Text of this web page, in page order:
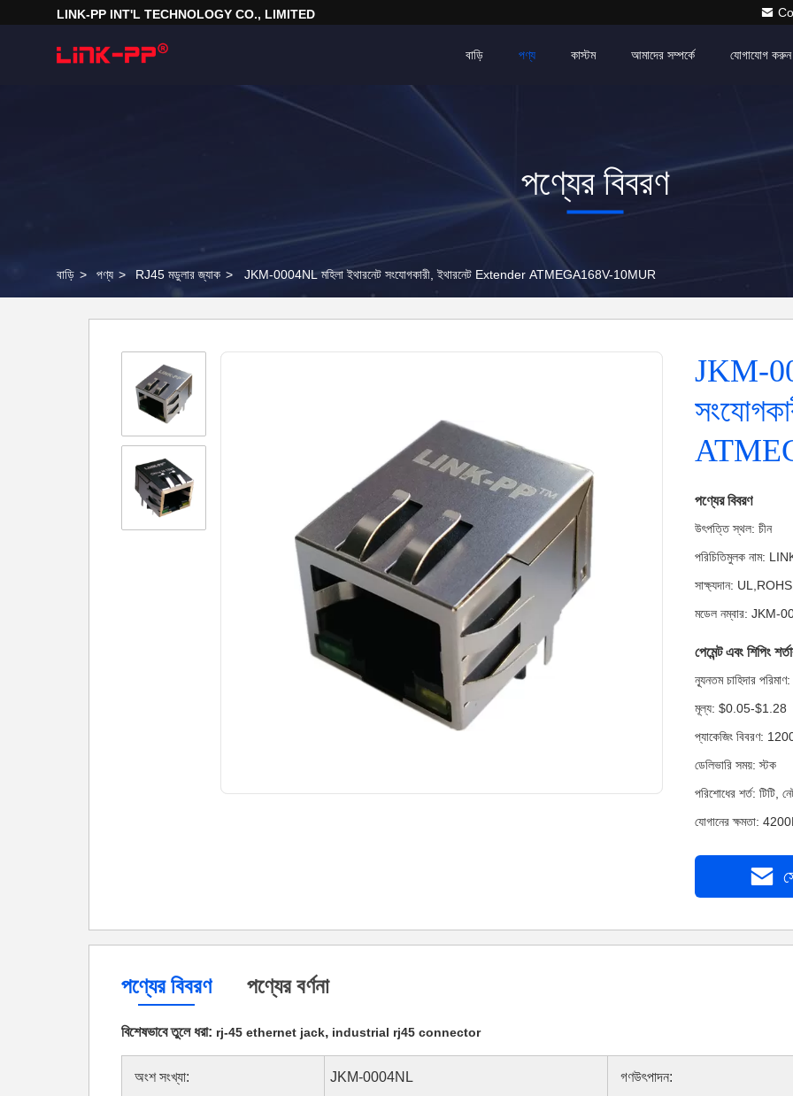
LINK-PP INT'L TECHNOLOGY CO., LIMITED
বাড়ি পণ্য আমাদের সম্পর্কে যোগাযোগ করুন
কাস্টম
পণ্যের বিবরণ
বাড়ি > পণ্য > RJ45 মডুলার জ্যাক > JKM-0004NL মহিলা ইথারনেট সংযোগকারী, ইথারনেট Extender ATMEGA168V-10MUR
JKM-
পণ্যের বিবরণ
উৎপত্তি স্থল: চীন
পরিচিতিমুলক নাম:
সাক্ষ্যদান:
মডেল নম্বার: JKM-
পেমেন্ট এবং শিপিং
ন্যূনতম চাহিদার
মূল্য: $0.05-$1.28
প্যাকেজিং বিবরণ:
ডেলিভারি সময়: স্টক
পরিশোধের শর্ত: টিটি,
যোগানের ক্ষমতা:
পণ্যের বিবরণ পণ্যের বর্ণনা
বিশেষভাবে তুলে ধরা: rj-45 ethernet jack, industrial rj45 connector
অংশ সংখ্যা: JKM-0004NL গণউৎপাদন: